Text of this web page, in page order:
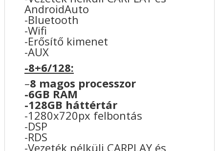
AndroidAuto
-Bluetooth
-Wifi
-Erősítő kimenet
-AUX
-8+6/128:
–8 magos processzor
-6GB RAM
-128GB háttértár
-1280x720px felbontás
-DSP
-RDS
-Vezeték nélküli CARPLAY és